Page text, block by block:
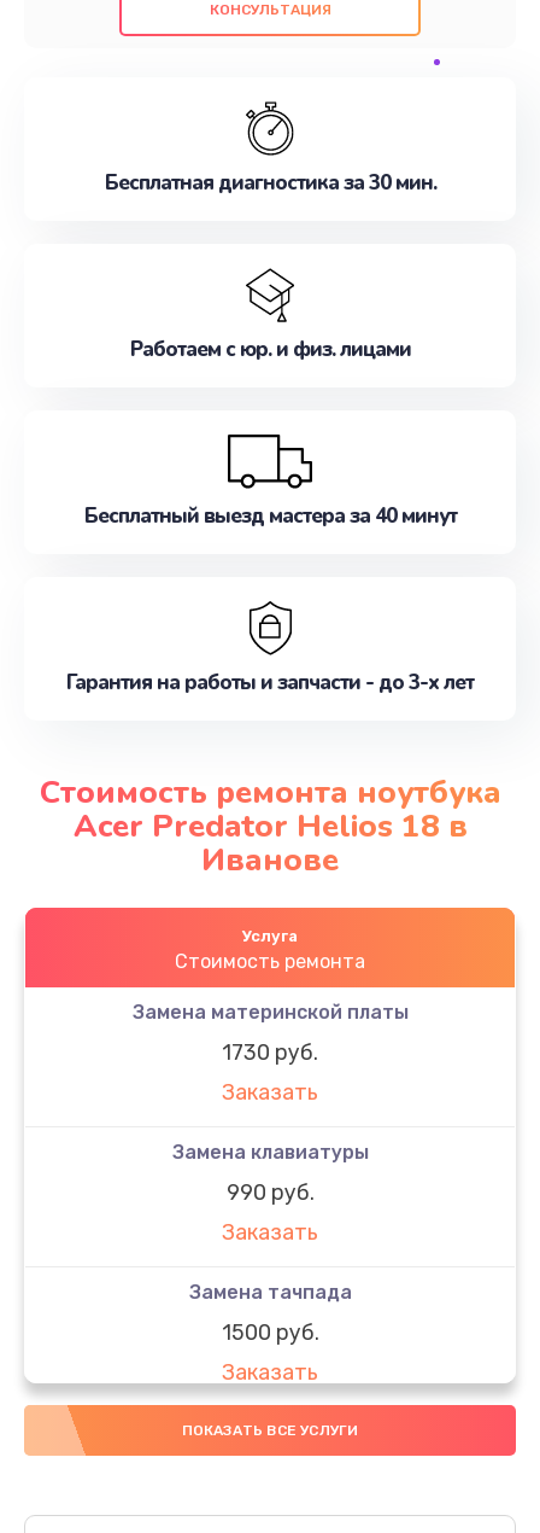
проведенных работ. Наша цель - предоставить
наилучшим образом. Не медлите записаться на
КОНСУЛЬТАЦИЯ
Бесплатная диагностика за 30 мин.
Работаем с юр. и физ. лицами
Бесплатный выезд мастера за 40 минут
Гарантия на работы и запчасти - до 3-х лет
Стоимость ремонта ноутбука
Acer Predator Helios 18 в
Иванове
Услуга
Стоимость ремонта
Замена материнской платы
1730 руб.
Заказать
Замена клавиатуры
990 руб.
Заказать
Замена тачпада
1500 руб.
Заказать
Замена южного моста
Заказать
ПОКАЗАТЬ ВСЕ УСЛУГИ